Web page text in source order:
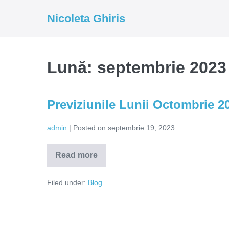
Nicoleta Ghiris
Lună: septembrie 2023
Previziunile Lunii Octombrie
admin | Posted on septembrie 19, 2023
Read morePreviziunile
Lunii
2023
Filed under: Blog